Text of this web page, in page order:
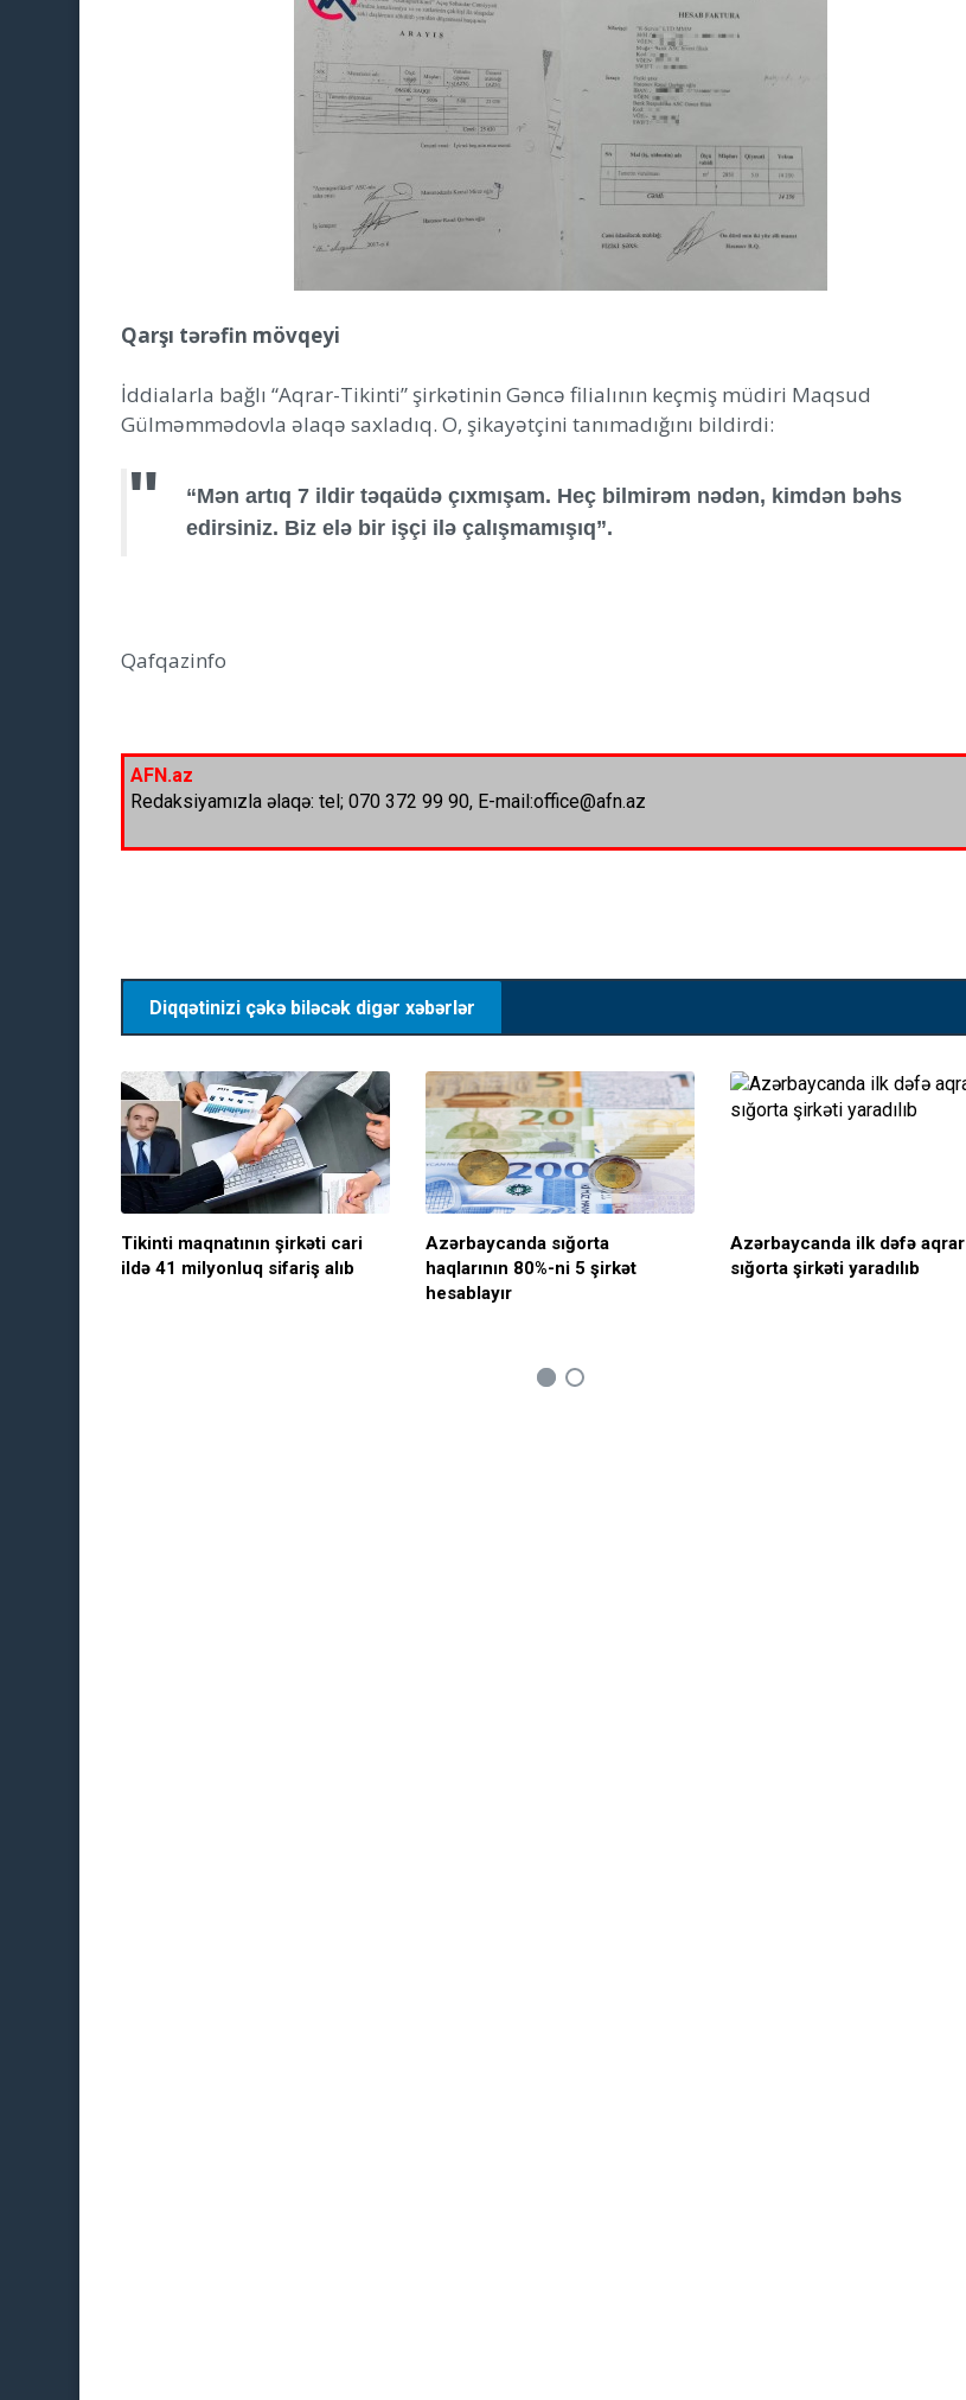
Qarşı tərəfin mövqeyi
İddialarla bağlı “Aqrar-Tikinti” şirkətinin Gəncə filialının keçmiş müdiri Maqsud
Gülməmmədovla əlaqə saxladıq. O, şikayətçini tanımadığını bildirdi:
“Mən artıq 7 ildir təqaüdə çıxmışam. Heç bilmirəm nədən, kimdən bəhs
edirsiniz. Biz elə bir işçi ilə çalışmamışıq”.
Qafqazinfo
AFN.az
Redaksiyamızla əlaqə: tel; 070 372 99 90, E-mail:office@afn.az
Diqqətinizi çəkə biləcək digər xəbərlər
Tikinti maqnatının şirkəti cari
ildə 41 milyonluq sifariş alıb
Azərbaycanda sığorta
haqlarının 80%-ni 5 şirkət
hesablayır
Azərbaycanda ilk dəfə aqrar
sığorta şirkəti yaradılıb